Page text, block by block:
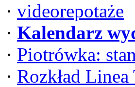
· videorepotaże
· Kalendarz
· Piotrówka:
· Rozkład Linea